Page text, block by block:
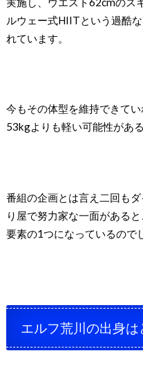
ルウェー式HIITという過酷
れています。
今もその体型を維持できて
53kgよりも軽い可能性があ
番組の企画とは言え二回も
り屋で努力家な一面がある
要素の1つになっているので
エルフ荒川の出身は